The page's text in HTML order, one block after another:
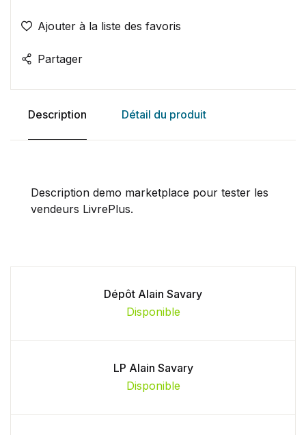
Ajouter à la liste des favoris
Partager
Description Détail du produit
Description demo marketplace pour tester les
vendeurs LivrePlus.
Dépôt Alain Savary
Disponible
LP Alain Savary
Disponible